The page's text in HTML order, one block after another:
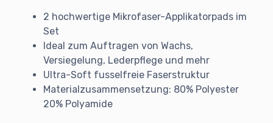
2 hochwertige Mikrofaser-Applikatorpads im
Set
Ideal zum Auftragen von Wachs,
Versiegelung, Lederpflege und mehr
Ultra-Soft fusselfreie Faserstruktur
Materialzusammensetzung: 80% Polyester
20% Polyamide